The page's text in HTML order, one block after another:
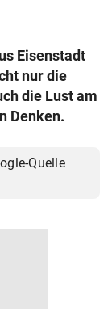
Eisenstadt
nur die
die Lust am
Denken.
Quelle